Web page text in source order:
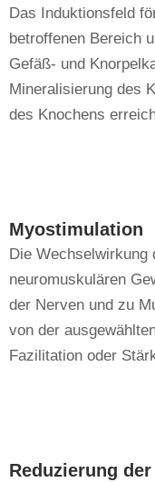
Das Induktionsfeld
betroffenen Bereich
Gefäß- und
Mineralisierung des
des Knochens
Myostimulation
Die Wechselwirkung
neuromuskulären
der Nerven und zu
von der
Fazilitation oder
Reduzierung